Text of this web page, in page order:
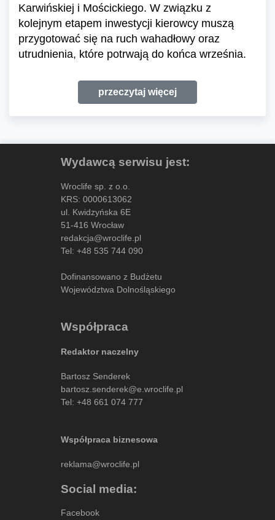
Karwińskiej i Mościckiego. W związku z
kolejnym etapem inwestycji kierowcy muszą
przygotować się na ruch wahadłowy oraz
utrudnienia, które potrwają do końca września.
przeczytaj więcej
Wydawcą serwisu jest:
Wroclife sp. z o.o.
KRS: 0000613062
ul. Kwidzyńska 6E
51-416 Wrocław
redakcja@wroclife.pl
Tel: +48 535 744 090
Dofinansowano z Budżetu
Województwa Dolnośląskiego
Współpraca
Redaktor naczelny
Bartosz Senderek
bartosz.senderek@e.wroclife.pl
Tel: +48 661 074 777
Współpraca biznesowa
reklama@wroclife.pl
Social media:
Facebook